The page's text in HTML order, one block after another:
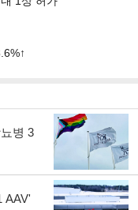
병 3
AAV'